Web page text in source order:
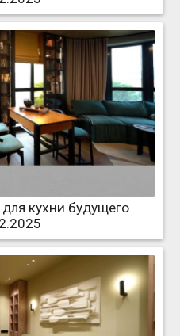
кухни будущего